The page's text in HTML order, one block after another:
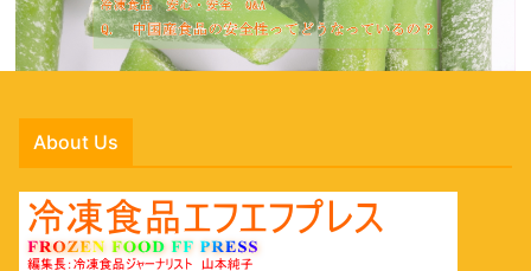
About Us